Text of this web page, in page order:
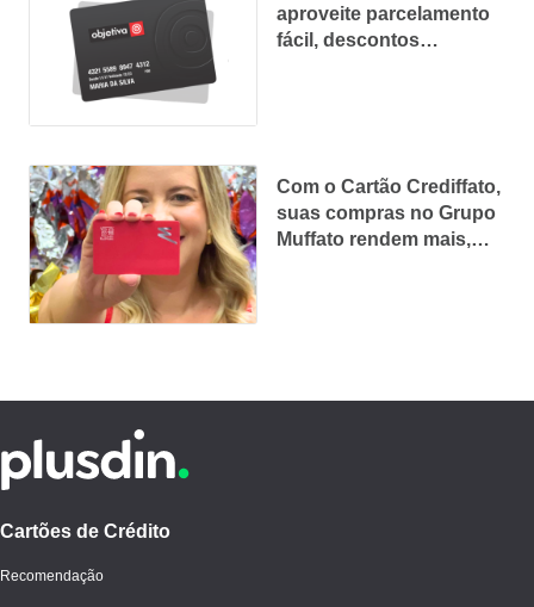
aproveite parcelamento
fácil, descontos
Com o Cartão Crediffato,
suas compras no Grupo
Muffato rendem mais,
Cartões de Crédito
Recomendação